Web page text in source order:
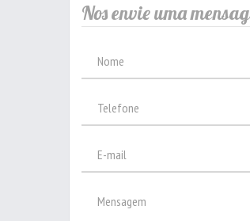
Nos envie uma